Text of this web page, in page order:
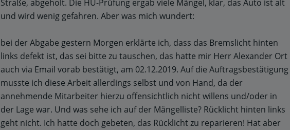
Straße, abgeholt. Die HU-Prüfung ergab viele Mängel, klar, das Auto ist alt
und wird wenig gefahren. Aber was mich wundert:
bei der Abgabe gestern Morgen erklärte ich, dass das Bremslicht hinten
links defekt ist, das sei bitte zu tauschen, das hatte mir Herr Alexander Ort
auch via Email vorab bestätigt, am 02.12.2019. Auf die Auftragsbestätigung
musste ich diese Arbeit allerdings selbst und von Hand, da der
annehmende Mitarbeiter hierzu offensichtlich nicht willens und/oder in
der Lage war. Und was sehe ich auf der Mängelliste? Rücklicht hinten links
geht nicht. Ich hatte doch gebeten, das Rücklicht zu reparieren! Hat aber